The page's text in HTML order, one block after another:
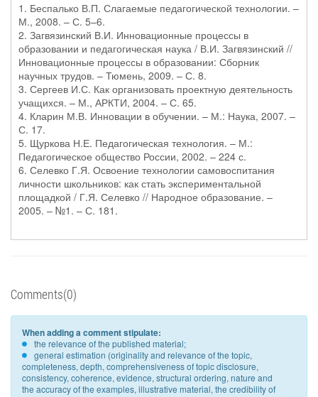
1. Беспалько В.П. Слагаемые педагогической технологии. –
М., 2008. – С. 5–6.
2. Загвязинский В.И. Инновационные процессы в
образовании и педагогическая наука / В.И. Загвязинский //
Инновационные процессы в образовании: Сборник
научных трудов. – Тюмень, 2009. – С. 8.
3. Сергеев И.С. Как организовать проектную деятельность
учащихся. – М., АРКТИ, 2004. – С. 65.
4. Кларин М.В. Инновации в обучении. – М.: Наука, 2007. –
С. 17.
5. Щуркова Н.Е. Педагогическая технология. – М.:
Педагогическое общество России, 2002. – 224 с.
6. Селевко Г.Я. Освоение технологии самовоспитания
личности школьников: как стать экспериментальной
площадкой / Г.Я. Селевко // Народное образование. –
2005. – №1. – С. 181.
Comments(0)
When adding a comment stipulate:
the relevance of the published material;
general estimation (originality and relevance of the topic,
completeness, depth, comprehensiveness of topic disclosure,
consistency, coherence, evidence, structural ordering, nature and
the accuracy of the examples, illustrative material, the credibility of